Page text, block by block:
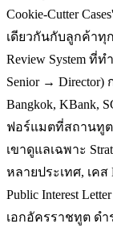
Cookie-Cutter
เดียวกันกับลูกค้าทุ
Review System ที่
Senior → Director)
Bangkok, KBank,
ฟอร์แมตที่สถานทูต
เขาดูแลเฉพาะ
หลายประเทศ, เคส
Public Interest
เอกอัครราชทูต ดำ